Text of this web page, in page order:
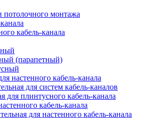
потолочного монтажа
кабель-канала
(парапетный)
настенного кабель-канала
для систем кабель-каналов
для плинтусного кабель-канала
кабель-канала
для настенного кабель-канала